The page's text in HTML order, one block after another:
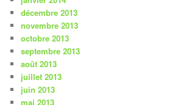
décembre 2013
novembre 2013
octobre 2013
septembre 2013
août 2013
juillet 2013
juin 2013
mai 2013